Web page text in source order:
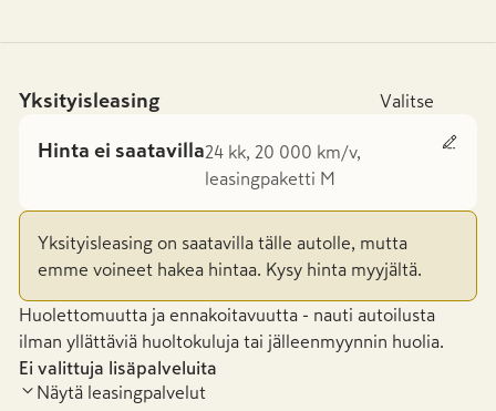
Yksityisleasing Valitse
Hinta ei saatavilla24 kk, 20 000 km/v,
leasingpaketti M
Yksityisleasing on saatavilla tälle autolle, mutta
emme voineet hakea hintaa. Kysy hinta myyjältä.
Huolettomuutta ja ennakoitavuutta - nauti autoilusta
ilman yllättäviä huoltokuluja tai jälleenmyynnin huolia.
Ei valittuja lisäpalveluita
Näytä leasingpalvelut